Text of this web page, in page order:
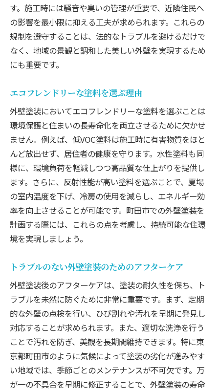
す。施工時には騒音や臭いの管理が重要で、近隣住民へ
の影響を最小限に抑える工夫が求められます。これらの
規制を遵守することは、法的なトラブルを避けるだけで
なく、地域の景観と調和した美しい外壁を実現するため
にも重要です。
エコフレンドリーな塗料を選ぶ理由
外壁塗装においてエコフレンドリーな塗料を選ぶことは
環境保護と住まいの長寿命化を両立させるために欠かせ
ません。例えば、低VOC塗料は施工時に有害物質をほと
んど放出せず、居住者の健康を守ります。水性塗料も同
様に、環境負荷を軽減しつつ高品質な仕上がりを提供し
ます。さらに、反射性能が高い塗料を選ぶことで、夏場
の室内温度を下げ、冷房の使用を減らし、エネルギー効
率を向上させることが可能です。町田市での外壁塗装を
計画する際には、これらの点を考慮し、持続可能な住環
境を実現しましょう。
トラブルのない外壁塗装のためのアフターケア
外壁塗装後のアフターケアは、塗装の耐久性を保ち、ト
ラブルを未然に防ぐために非常に重要です。まず、定期
的な外壁の点検を行い、ひび割れや汚れを早期に発見し
対応することが求められます。また、適切な洗浄を行う
ことで汚れを防ぎ、美観を長期間維持できます。特に東
京都町田市のように気候によって塗装の劣化が進みやす
い地域では、季節ごとのメンテナンスが不可欠です。万
が一の不具合を早期に修正することで、外壁塗装の寿命